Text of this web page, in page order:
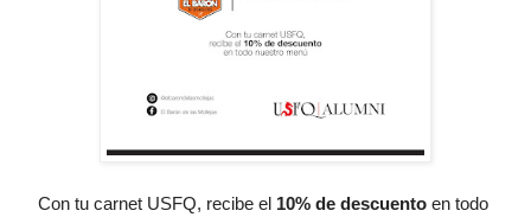
Con tu carnet USFQ, recibe el 10% de descuento en todo